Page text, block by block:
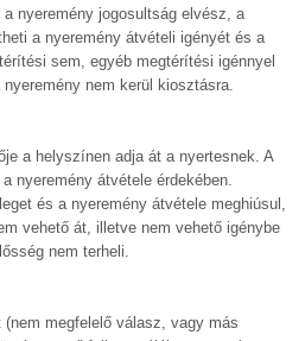
nyeremény jogosultság elvész, a
a nyeremény átvételi igényét és a
sem, egyéb megtérítési igénnyel
nem kerül kiosztásra.
a helyszínen adja át a nyertesnek. A
nyeremény átvétele érdekében.
és a nyeremény átvétele meghiúsul,
vehető át, illetve nem vehető igénybe
nem terheli.
megfelelő válasz, vagy más